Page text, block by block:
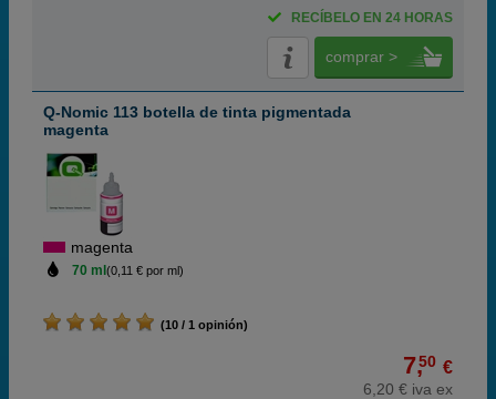
RECÍBELO EN 24 HORAS
comprar >
Q-Nomic 113 botella de tinta pigmentada
magenta
magenta
70 ml (0,11 € por ml)
(10 / 1 opinión)
7,50 €
6,20 € iva ex